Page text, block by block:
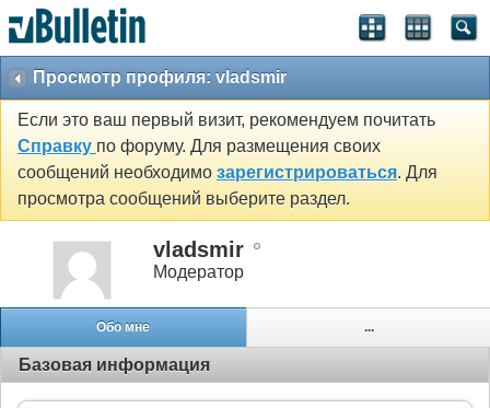
Просмотр профиля: vladsmir
Если это ваш первый визит, рекомендуем почитать
Справку по форуму. Для размещения своих
сообщений необходимо зарегистрироваться. Для
просмотра сообщений выберите раздел.
vladsmir
Модератор
Обо мне ...
Базовая информация